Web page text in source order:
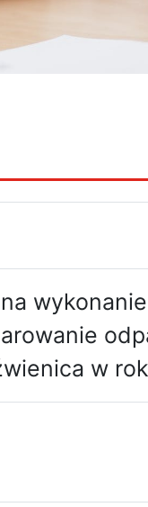
wykonanie
w